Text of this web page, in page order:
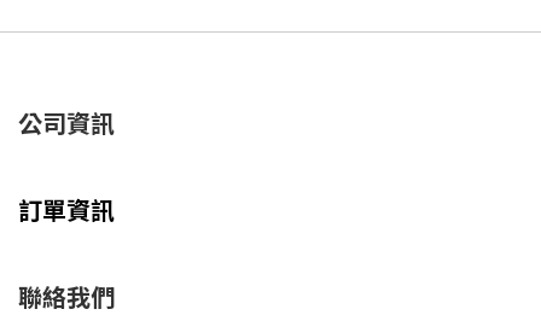
公司資訊
訂單資訊
聯絡我們